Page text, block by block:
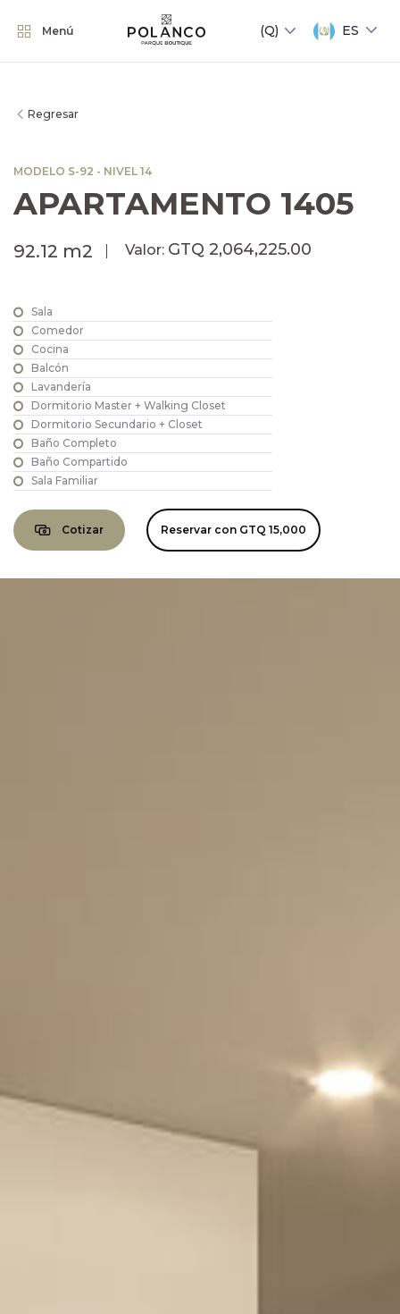
Menú ES
Regresar
MODELO S-92 - NIVEL 14
APARTAMENTO 1405
92.12 m2 Valor: GTQ 2,064,225.00
Sala
Comedor
Cocina
Balcón
Lavandería
Dormitorio Master + Walking Closet
Dormitorio Secundario + Closet
Baño Completo
Baño Compartido
Sala Familiar
Cotizar Reservar con GTQ 15,000